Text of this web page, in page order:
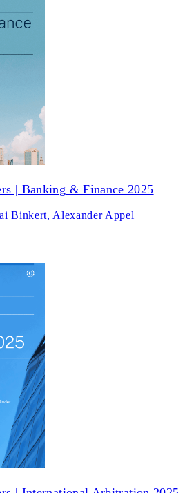
| Banking & Finance 2025
Binkert, Alexander Appel